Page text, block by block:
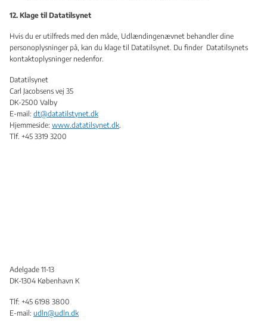
12. Klage til Datatilsynet
Hvis du er utilfreds med den måde, Udlændingenævnet behandler dine
personoplysninger på, kan du klage til Datatilsynet. Du finder Datatilsynets
kontaktoplysninger nedenfor.
Datatilsynet
Carl Jacobsens vej 35
DK-2500 Valby
E-mail: dt@datatilstynet.dk
Hjemmeside: www.datatilsynet.dk.
Tlf. +45 3319 3200
Adelgade 11-13
DK-1304 København K
Tlf: +45 6198 3800
E-mail: udln@udln.dk